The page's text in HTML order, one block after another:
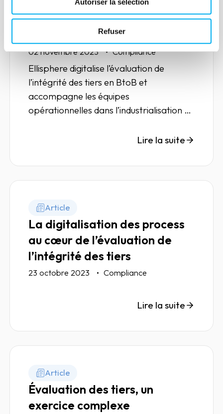
Autoriser la sélection
Refuser
plateforme Compliance for
02 novembre 2023 Compliance
Ellisphere digitalise l’évaluation de
l’intégrité des tiers en BtoB et
accompagne les équipes
opérationnelles dans l’industrialisation de
Lire la suite
Article
La digitalisation des process
au cœur de l’évaluation de
l’intégrité des tiers
23 octobre 2023 Compliance
Lire la suite
Article
Évaluation des tiers, un
exercice complexe